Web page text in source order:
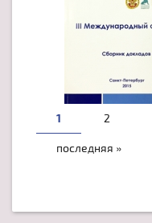
1 2
последняя »